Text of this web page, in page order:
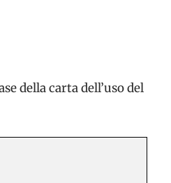
della carta dell’uso del